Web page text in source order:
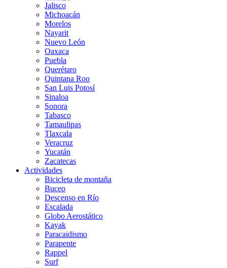
Jalisco
Michoacán
Morelos
Nayarit
Nuevo León
Oaxaca
Puebla
Querétaro
Quintana Roo
San Luis Potosí
Sinaloa
Sonora
Tabasco
Tamaulipas
Tlaxcala
Veracruz
Yucatán
Zacatecas
Actividades
Bicicleta de montaña
Buceo
Descenso en Río
Escalada
Globo Aerostático
Kayak
Paracaidismo
Parapente
Rappel
Surf